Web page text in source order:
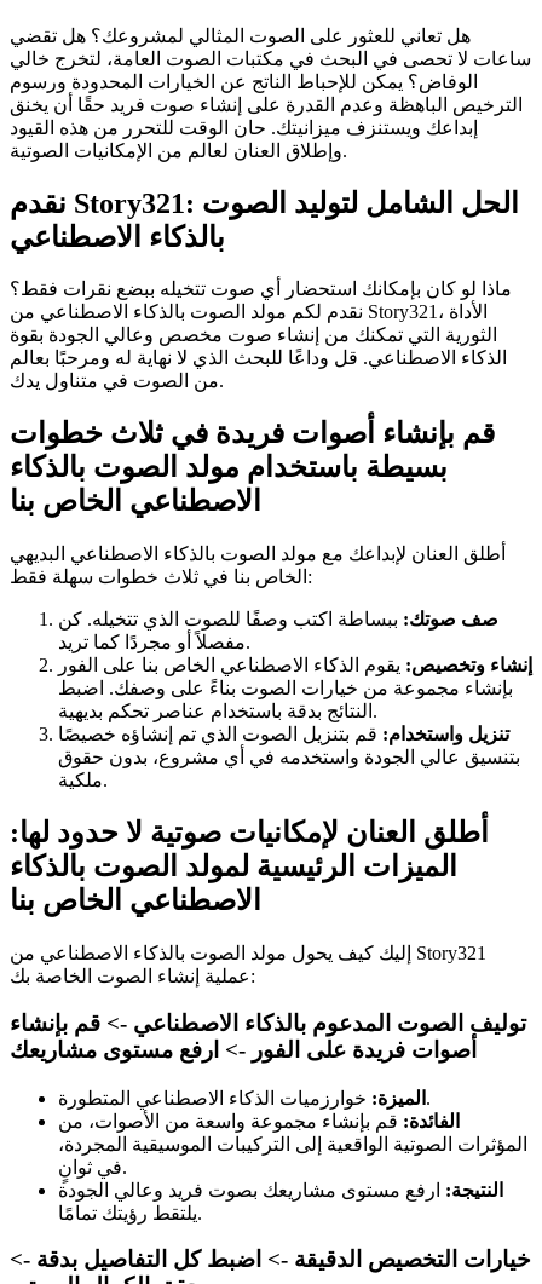
هل تعاني للعثور على الصوت المثالي لمشروعك؟ هل تقضي
ساعات لا تحصى في البحث في مكتبات الصوت العامة، لتخرج خالي
الوفاض؟ يمكن للإحباط الناتج عن الخيارات المحدودة ورسوم
الترخيص الباهظة وعدم القدرة على إنشاء صوت فريد حقًا أن يخنق
إبداعك ويستنزف ميزانيتك. حان الوقت للتحرر من هذه القيود
وإطلاق العنان لعالم من الإمكانيات الصوتية.
نقدم Story321: الحل الشامل لتوليد الصوت
بالذكاء الاصطناعي
ماذا لو كان بإمكانك استحضار أي صوت تتخيله ببضع نقرات فقط؟
نقدم لكم مولد الصوت بالذكاء الاصطناعي من Story321، الأداة
الثورية التي تمكنك من إنشاء صوت مخصص وعالي الجودة بقوة
الذكاء الاصطناعي. قل وداعًا للبحث الذي لا نهاية له ومرحبًا بعالم
من الصوت في متناول يدك.
قم بإنشاء أصوات فريدة في ثلاث خطوات
بسيطة باستخدام مولد الصوت بالذكاء
الاصطناعي الخاص بنا
أطلق العنان لإبداعك مع مولد الصوت بالذكاء الاصطناعي البديهي
الخاص بنا في ثلاث خطوات سهلة فقط:
صف صوتك: ببساطة اكتب وصفًا للصوت الذي تتخيله. كن
مفصلاً أو مجردًا كما تريد.
إنشاء وتخصيص: يقوم الذكاء الاصطناعي الخاص بنا على الفور
بإنشاء مجموعة من خيارات الصوت بناءً على وصفك. اضبط
النتائج بدقة باستخدام عناصر تحكم بديهية.
تنزيل واستخدام: قم بتنزيل الصوت الذي تم إنشاؤه خصيصًا
بتنسيق عالي الجودة واستخدمه في أي مشروع، بدون حقوق
ملكية.
أطلق العنان لإمكانيات صوتية لا حدود لها:
الميزات الرئيسية لمولد الصوت بالذكاء
الاصطناعي الخاص بنا
إليك كيف يحول مولد الصوت بالذكاء الاصطناعي من Story321
عملية إنشاء الصوت الخاصة بك:
توليف الصوت المدعوم بالذكاء الاصطناعي -> قم بإنشاء
أصوات فريدة على الفور -> ارفع مستوى مشاريعك
الميزة: خوارزميات الذكاء الاصطناعي المتطورة.
الفائدة: قم بإنشاء مجموعة واسعة من الأصوات، من
المؤثرات الصوتية الواقعية إلى التركيبات الموسيقية المجردة،
في ثوانٍ.
النتيجة: ارفع مستوى مشاريعك بصوت فريد وعالي الجودة
يلتقط رؤيتك تمامًا.
خيارات التخصيص الدقيقة -> اضبط كل التفاصيل بدقة ->